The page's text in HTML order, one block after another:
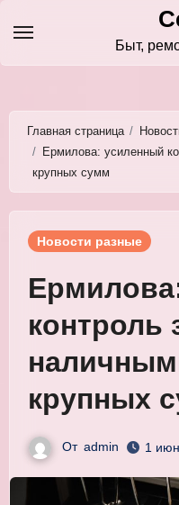
содержимому
Быт,
Главная страница
Ермилова: усиленный
крупных сумм
Новости разные
контроль
крупных
От admin 1